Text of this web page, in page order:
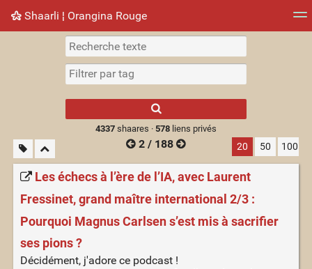
Shaarli ¦ Orangina Rouge
Nuage de tags Mur d'images
results.
4337shaares · 578liens privés
2 / 188 20 50 100
Les échecs à l’ère de l’IA, avec Laurent
Fressinet, grand maître international 2/3 :
Pourquoi Magnus Carlsen s’est mis à sacrifier
ses pions ?
Décidément, j'adore ce podcast !